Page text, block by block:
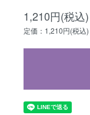
1,210円(税込)
定価：1,210円(税込)